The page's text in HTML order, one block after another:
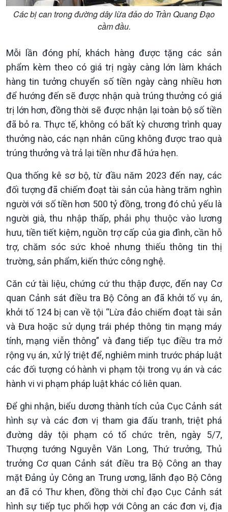
Sức sống hàng Việt
Khởi nghiệp
Biển đảo Việt Nam
Tâm tình biên giới và hải
đảo
Nam
Xã hội
Tin Đời sống & Xã hội
360 độ Sức khỏe
Chuyển đổi Xanh
Tài nguyên và Môi trường
Xã hội chuyển động
Bước chân đến trường
Khoa học & Công nghệ
Tin Khoa học & Công nghệ
Kết nối công nghệ
Sống chung với biến đổi
khí hậu
Văn hoá & Du lịch
Tin Văn hoá & Du lịch
Chát với người nổi tiếng
Câu chuyện Thể thao
Multimedia
Ảnh
Video
Infographic
E-Magazine
Các bị can trong đường dây lừa đảo do Trần Quang Đạo
cầm đầu.
Mỗi lần đóng phí, khách hàng được tặng các sản
phẩm kèm theo có giá trị ngày càng lớn làm khách
hàng tin tưởng chuyển số tiền ngày càng nhiều hơn
để hướng đến sẽ được nhận quà trúng thưởng có giá
trị lớn hơn, đồng thời sẽ được nhận lại toàn bộ số tiền
đã bỏ ra. Thực tế, không có bất kỳ chương trình quay
thưởng nào, các nạn nhân cũng không được trao quà
trúng thưởng và trả lại tiền như đã hứa hẹn.
Qua thống kê sơ bộ, từ đầu năm 2023 đến nay, các
đối tượng đã chiếm đoạt tài sản của hàng trăm nghìn
người với số tiền hơn 500 tỷ đồng, trong đó chủ yếu là
người già, thu nhập thấp, phải phụ thuộc vào lương
hưu, tiền tiết kiệm, nguồn trợ cấp của gia đình, cần hỗ
trợ, chăm sóc sức khoẻ nhưng thiếu thông tin thị
trường, sản phẩm, kiến thức công nghệ.
Căn cứ tài liệu, chứng cứ thu thập được, đến nay Cơ
quan Cảnh sát điều tra Bộ Công an đã khởi tố vụ án,
khởi tố 124 bị can về tội “Lừa đảo chiếm đoạt tài sản
và Đưa hoặc sử dụng trái phép thông tin mạng máy
tính, mạng viễn thông” và đang tiếp tục điều tra mở
rộng vụ án, xử lý triệt để, nghiêm minh trước pháp luật
các đối tượng có hành vi phạm tội trong vụ án và các
hành vi vi phạm pháp luật khác có liên quan.
Để ghi nhận, biểu dương thành tích của Cục Cảnh sát
hình sự và các đơn vị tham gia đấu tranh, triệt phá
đường dây tội phạm có tổ chức trên, ngày 5/7,
Thượng tướng Nguyễn Văn Long, Thứ trưởng, Thủ
trưởng Cơ quan Cảnh sát điều tra Bộ Công an thay
mặt Đảng ủy Công an Trung ương, lãnh đạo Bộ Công
an đã có Thư khen, đồng thời chỉ đạo Cục Cảnh sát
hình sự tiếp tục phối hợp với Công an các đơn vị, địa